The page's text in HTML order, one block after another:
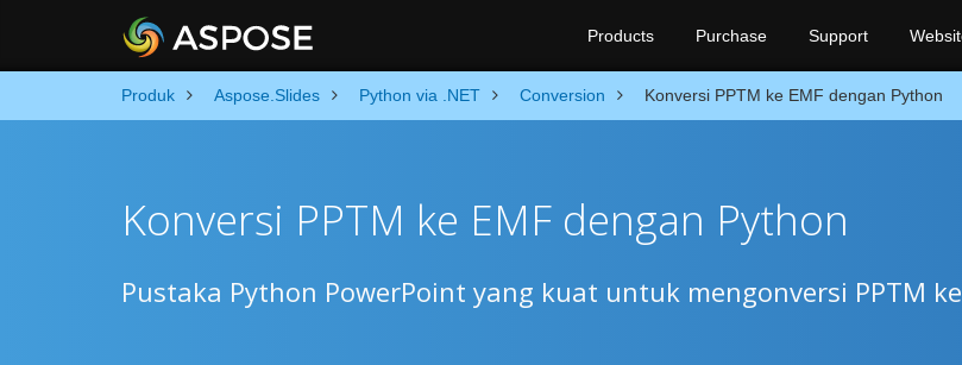
Products Purchase Support
Produk Aspose.Slides Python via .NET Conversion Konversi PPTM ke EMF dengan Python
Konversi PPTM ke EMF dengan Python
Pustaka Python PowerPoint yang kuat untuk mengonversi PPTM ke